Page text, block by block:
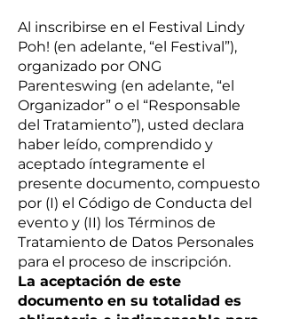
Al inscribirse en el Festival Lindy
Poh! (en adelante, “el Festival”),
organizado por ONG
Parenteswing (en adelante, “el
Organizador” o el “Responsable
del Tratamiento”), usted declara
haber leído, comprendido y
aceptado íntegramente el
presente documento, compuesto
por (I) el Código de Conducta del
evento y (II) los Términos de
Tratamiento de Datos Personales
para el proceso de inscripción.
La aceptación de este
documento en su totalidad es